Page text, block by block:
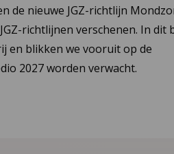
de nieuwe JGZ-richtlijn
richtlijnen verschenen. In dit
en blikken we vooruit op de
2027 worden verwacht.